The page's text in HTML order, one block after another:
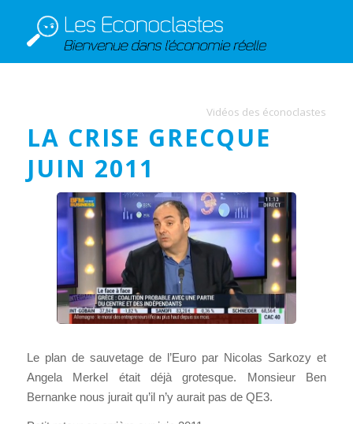
Vidéos des éconoclastes
LA CRISE GRECQUE
JUIN 2011
Le plan de sauvetage de l’Euro par Nicolas Sarkozy et
Angela Merkel était déjà grotesque. Monsieur Ben
Bernanke nous jurait qu’il n’y aurait pas de QE3.